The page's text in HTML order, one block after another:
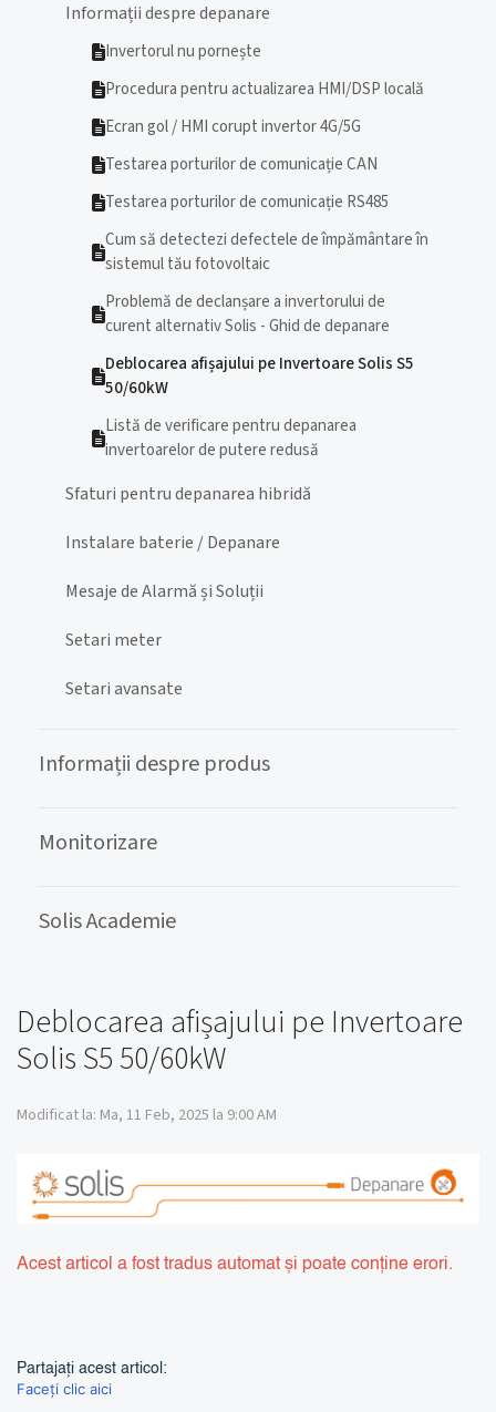
Informații despre depanare
Invertorul nu pornește
Procedura pentru actualizarea HMI/DSP locală
Ecran gol / HMI corupt invertor 4G/5G
Testarea porturilor de comunicație CAN
Testarea porturilor de comunicație RS485
Cum să detectezi defectele de împământare în
sistemul tău fotovoltaic
Problemă de declanșare a invertorului de
curent alternativ Solis - Ghid de depanare
Deblocarea afișajului pe Invertoare Solis S5
50/60kW
Listă de verificare pentru depanarea
invertoarelor de putere redusă ​
Sfaturi pentru depanarea hibridă
Instalare baterie / Depanare
Mesaje de Alarmă și Soluții
Setari meter
Setari avansate
Informații despre produs
Monitorizare
Solis Academie
Deblocarea afișajului pe Invertoare
Solis S5 50/60kW
Modificat la: Ma, 11 Feb, 2025 la 9:00 AM
Acest articol a fost tradus automat și poate conține erori.
Partajați acest articol:
Faceți clic aici